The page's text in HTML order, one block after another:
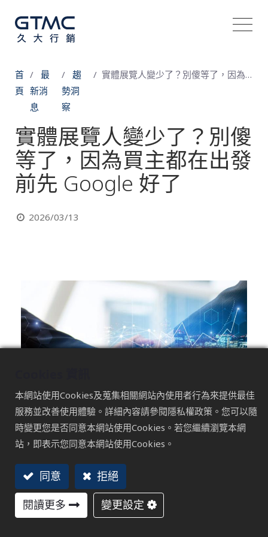
首
頁
最
新消
息
趨
勢洞
察
實體展覽人變少了？別傻等了，因為買主都在出發前先 Google 好了
實體展覽人變少了？別傻
等了，因為買主都在出發
前先 Google 好了
2026/03/13
「奇怪，這次去德國參展，過路客怎麼感覺比以前
少？」
「攤位租金越來越貴，但來拿型錄的人，很多都不是真的
有決策權的買主……」
身為企業的老闆或是業務主管，邁入 2026 年，當你帶領
本網站使用Cookies及蒐集相關網站內使用者行為來提供最佳
服務並改善使用體驗。詳細內容請參閱隱私權政策。您可以隨
時變更您是否同意本網站使用Cookies。若您繼續瀏覽本網
站，即表示您同意本網站使用Cookies。
同意
拒絕
閱讀更多
變更設定